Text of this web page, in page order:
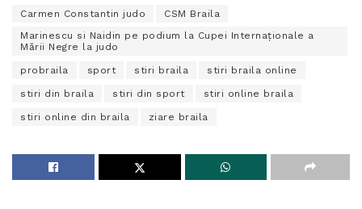
Carmen Constantin judo
CSM Braila
Marinescu si Naidin pe podium la Cupei Internaționale a
Mării Negre la judo
probraila sport stiri braila stiri braila online
stiri din braila stiri din sport stiri online braila
stiri online din braila ziare braila